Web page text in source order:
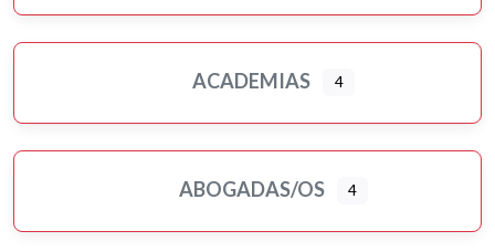
ACADEMIAS 4
ABOGADAS/OS 4